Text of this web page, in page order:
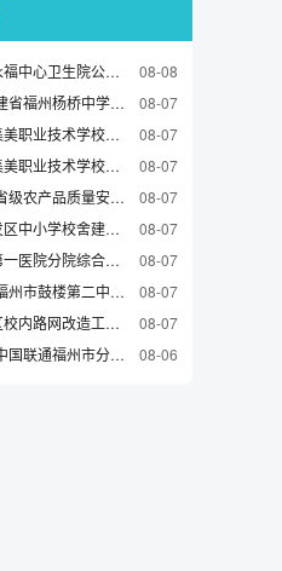
【招标公告】漳平市永福中心卫生院公共区域部分照明提升改造工程灯具采购招标公告
08-08
【招标结果】2026福建省福州杨桥中学油墨版纸项目采购中标（成交）结果公告
08-07
【招标公告】厦门市集美职业技术学校—竞争性谈判—2026-HCJZ-SH852-无人机操控与维护实训室设备采购—采购公告
08-07
【招标公告】厦门市集美职业技术学校—竞争性谈判—2026-HCJZ-SH854-电工实训室建设—采购公告
08-07
【招标结果】2026年省级农产品质量安全监测项目结果公告（采购包1、2）
08-07
【招标公告】古雷开发区中小学校舍建设提升工程一期项目（工程总承包）-古雷港中学（一期）项目造价咨询服务采购招选公告
08-07
【招标公告】龙岩市第一医院分院综合院区一期主体及装修工程项目ALC板安装工程劳务分包招选公告
08-07
【招标结果】2026年福州市鼓楼第二中心小学教育集团办公用品采购中标（成交）结果公告
08-07
【招标结果】东侨校区校内路网改造工程结果公告（采购包1）
08-07
【招标公告】2026年中国联通福州市分公司会展会务BPO业务采购项目询比采购公告
08-06